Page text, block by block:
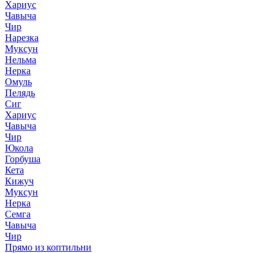
Хариус
Чавыча
Чир
Нарезка
Муксун
Нельма
Нерка
Омуль
Пелядь
Сиг
Хариус
Чавыча
Чир
Юкола
Горбуша
Кета
Кижуч
Муксун
Нерка
Семга
Чавыча
Чир
Прямо из коптильни